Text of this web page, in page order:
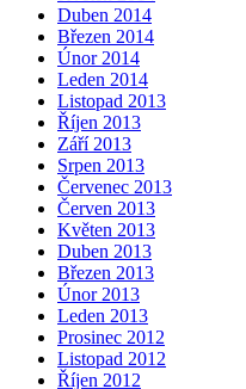
Duben 2014
Březen 2014
Únor 2014
Leden 2014
Listopad 2013
Říjen 2013
Září 2013
Srpen 2013
Červenec 2013
Červen 2013
Květen 2013
Duben 2013
Březen 2013
Únor 2013
Leden 2013
Prosinec 2012
Listopad 2012
Říjen 2012